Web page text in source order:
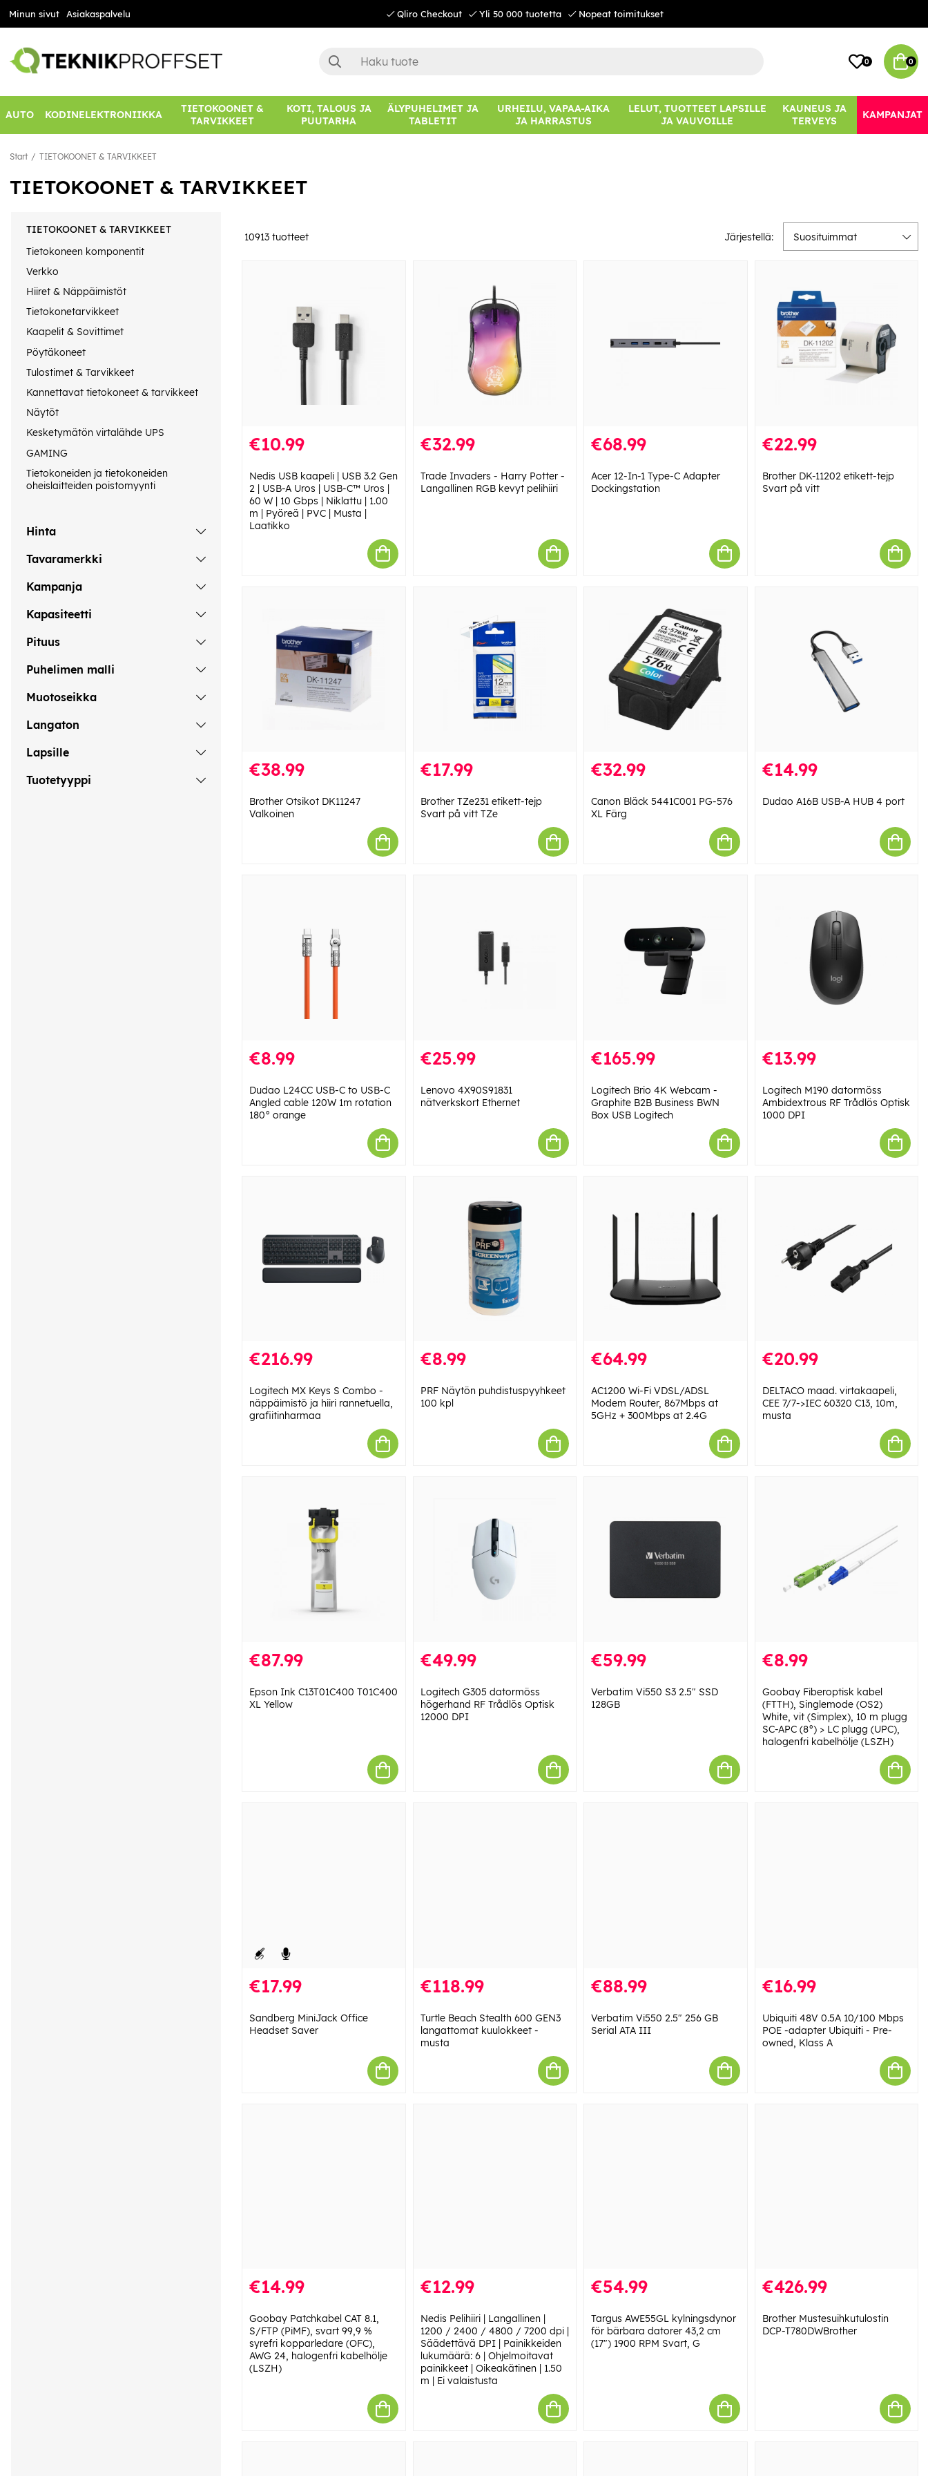
Minun sivut Asiakaspalvelu Qliro Checkout Yli 50 000 tuotetta Nopeat toimitukset
0 0
AUTO KODINELEKTRONIIKKA
TIETOKOONET &
TARVIKKEET
KOTI, TALOUS JA
PUUTARHA
ÄLYPUHELIMET JA
TABLETIT
URHEILU, VAPAA-AIKA
JA HARRASTUS
LELUT, TUOTTEET LAPSILLE
JA VAUVOILLE
KAUNEUS JA
TERVEYS
KAMPANJAT
Start TIETOKOONET & TARVIKKEET
TIETOKOONET & TARVIKKEET
TIETOKOONET & TARVIKKEET
Tietokoneen komponentit
Verkko
Hiiret & Näppäimistöt
Tietokonetarvikkeet
Kaapelit & Sovittimet
Pöytäkoneet
Tulostimet & Tarvikkeet
Kannettavat tietokoneet & tarvikkeet
Näytöt
Kesketymätön virtalähde UPS
GAMING
Tietokoneiden ja tietokoneiden
oheislaitteiden poistomyynti
Hinta
Tavaramerkki
Kampanja
Kapasiteetti
Pituus
Puhelimen malli
Muotoseikka
Langaton
Lapsille
Tuotetyyppi
10913 tuotteet Järjestellä: Suosituimmat
€10.99
Nedis USB kaapeli | USB 3.2 Gen
2 | USB-A Uros | USB-C™ Uros |
60 W | 10 Gbps | Niklattu | 1.00
m | Pyöreä | PVC | Musta |
Laatikko
€32.99
Trade Invaders - Harry Potter -
Langallinen RGB kevyt pelihiiri
€68.99
Acer 12-In-1 Type-C Adapter
Dockingstation
€22.99
Brother DK-11202 etikett-tejp
Svart på vitt
€38.99
Brother Otsikot DK11247
Valkoinen
€17.99
Brother TZe231 etikett-tejp
Svart på vitt TZe
€32.99
Canon Bläck 5441C001 PG-576
XL Färg
€14.99
Dudao A16B USB-A HUB 4 port
€8.99
Dudao L24CC USB-C to USB-C
Angled cable 120W 1m rotation
180° orange
€25.99
Lenovo 4X90S91831
nätverkskort Ethernet
€165.99
Logitech Brio 4K Webcam -
Graphite B2B Business BWN
Box USB Logitech
€13.99
Logitech M190 datormöss
Ambidextrous RF Trådlös Optisk
1000 DPI
€216.99
Logitech MX Keys S Combo -
näppäimistö ja hiiri rannetuella,
grafiitinharmaa
€8.99
PRF Näytön puhdistuspyyhkeet
100 kpl
€64.99
AC1200 Wi-Fi VDSL/ADSL
Modem Router, 867Mbps at
5GHz + 300Mbps at 2.4G
€20.99
DELTACO maad. virtakaapeli,
CEE 7/7->IEC 60320 C13, 10m,
musta
€87.99
Epson Ink C13T01C400 T01C400
XL Yellow
€49.99
Logitech G305 datormöss
högerhand RF Trådlös Optisk
12000 DPI
€59.99
Verbatim Vi550 S3 2.5" SSD
128GB
€8.99
Goobay Fiberoptisk kabel
(FTTH), Singlemode (OS2)
White, vit (Simplex), 10 m plugg
SC-APC (8°) > LC plugg (UPC),
halogenfri kabelhölje (LSZH)
€17.99
Sandberg MiniJack Office
Headset Saver
€118.99
Turtle Beach Stealth 600 GEN3
langattomat kuulokkeet -
musta
€88.99
Verbatim Vi550 2.5" 256 GB
Serial ATA III
€16.99
Ubiquiti 48V 0.5A 10/100 Mbps
POE -adapter Ubiquiti - Pre-
owned, Klass A
€14.99
Goobay Patchkabel CAT 8.1,
S/FTP (PiMF), svart 99,9 %
syrefri kopparledare (OFC),
AWG 24, halogenfri kabelhölje
(LSZH)
€12.99
Nedis Pelihiiri | Langallinen |
1200 / 2400 / 4800 / 7200 dpi |
Säädettävä DPI | Painikkeiden
lukumäärä: 6 | Ohjelmoitavat
painikkeet | Oikeakätinen | 1.50
m | Ei valaistusta
€54.99
Targus AWE55GL kylningsdynor
för bärbara datorer 43,2 cm
(17") 1900 RPM Svart, G
€426.99
Brother Mustesuihkutulostin
DCP-T780DWBrother